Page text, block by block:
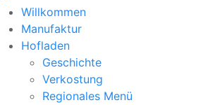
Willkommen
Manufaktur
Hofladen
Geschichte
Verkostung
Regionales Menü